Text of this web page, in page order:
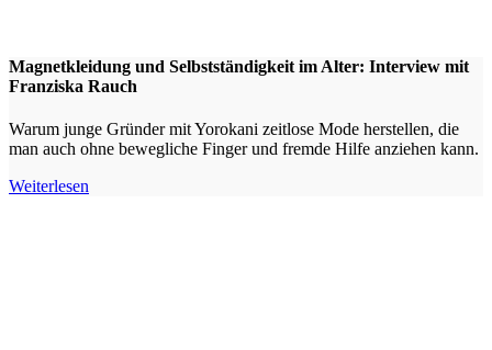
Magnetkleidung und Selbstständigkeit im Alter: Interview mit
Franziska Rauch
Warum junge Gründer mit Yorokani zeitlose Mode herstellen, die
man auch ohne bewegliche Finger und fremde Hilfe anziehen kann.
Weiterlesen